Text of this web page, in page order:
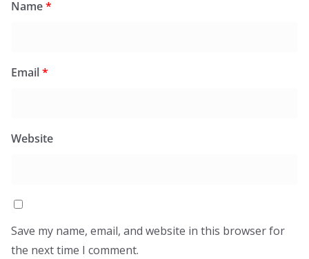
Name*
Email*
Website
Save my name, email, and website in this browser for
the next time I comment.